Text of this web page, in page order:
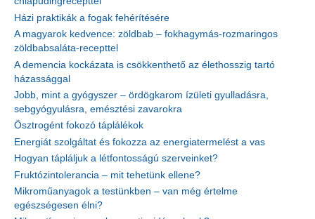
Házi praktikák a fogak fehérítésére
A magyarok kedvence: zöldbab – fokhagymás-rozmaringos
zöldbabsaláta-recepttel
A demencia kockázata is csökkenthető az élethosszig tartó
házassággal
Jobb, mint a gyógyszer – ördögkarom ízületi gyulladásra,
sebgyógyulásra, emésztési zavarokra
Ösztrogént fokozó táplálékok
Energiát szolgáltat és fokozza az energiatermelést a vas
Hogyan tápláljuk a létfontosságú szerveinket?
Fruktózintolerancia – mit tehetünk ellene?
Mikroműanyagok a testünkben – van még értelme
egészségesen élni?